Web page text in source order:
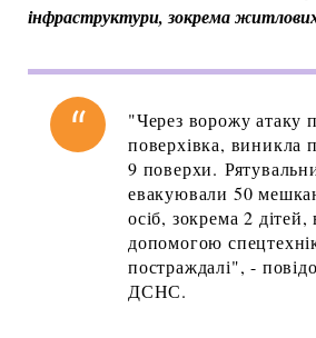
інфраструктури, зокрема
"Через ворожу атаку
поверхівка, виникла
9 поверхи.
евакуювали 50
осіб, зокрема 2 дітей,
допомогою
постраждалі", -
ДСНС.